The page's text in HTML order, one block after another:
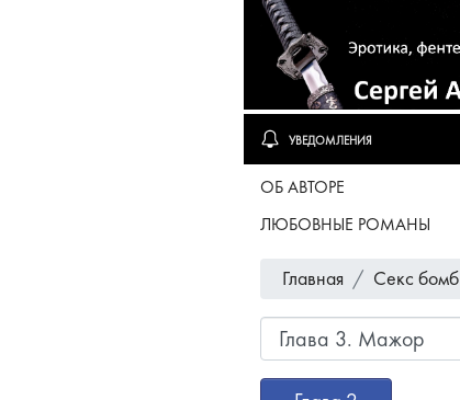
УВЕДОМЛЕНИЯ
ОБ АВТОРЕ
ЛЮБОВНЫЕ РОМАНЫ
Главная Секс бомб